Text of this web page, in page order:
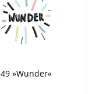
49 »Wunder«